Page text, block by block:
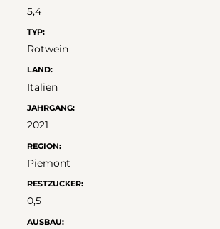
5,4
TYP:
Rotwein
LAND:
Italien
JAHRGANG:
2021
REGION:
Piemont
RESTZUCKER:
0,5
AUSBAU: